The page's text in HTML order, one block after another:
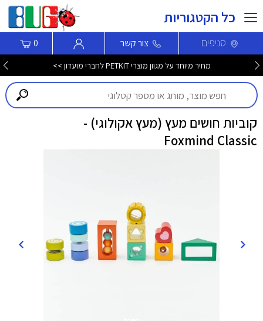
כל הקטגוריות
סניפים צור קשר 0
מחיר מיוחד על מגוון מוצרי PETKIT לחברי מועדון >>
קוביות חושים מעץ (מעץ אקולוגי) -
Foxmind Classic